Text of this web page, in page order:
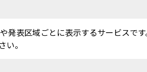
発表区域ごとに表示するサービスで
い。